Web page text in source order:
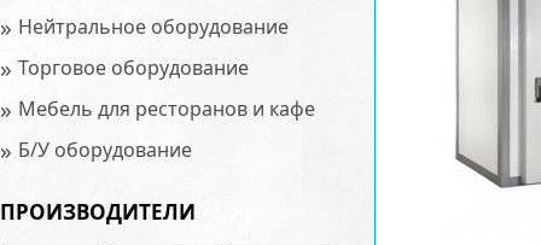
» Нейтральное оборудование
» Торговое оборудование
» Мебель для ресторанов и кафе
» Б/У оборудование
ПРОИЗВОДИТЕЛИ